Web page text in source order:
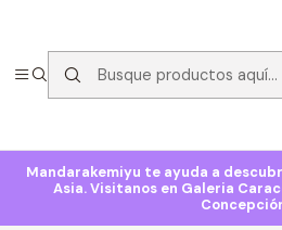
Mandarakemiyu te ayuda a
Asia. Visitanos en Galeria